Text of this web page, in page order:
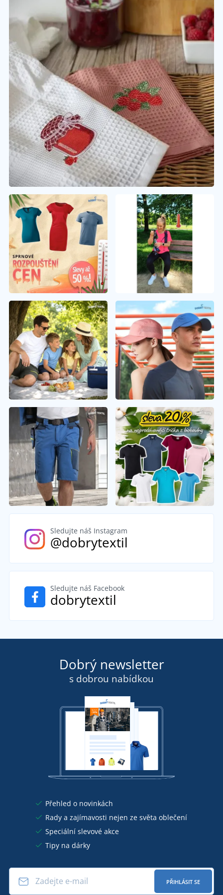
Sledujte náš Instagram
@dobrytextil
Sledujte náš Facebook
dobrytextil
Dobrý newsletter
s dobrou nabídkou
Přehled o novinkách
Rady a zajímavosti nejen ze světa oblečení
Speciální slevové akce
Tipy na dárky
PŘIHLÁSIT SE